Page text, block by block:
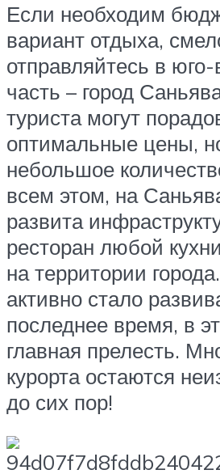
Если необходим
вариант отдыха,
отправляйтесь в
часть – город
туриста могут
оптимальные цены,
небольшое
всем этом, на
развита
ресторан любой
на территории
активно стало
последнее время, в
главная прелесть.
курорта остаются
до сих пор!